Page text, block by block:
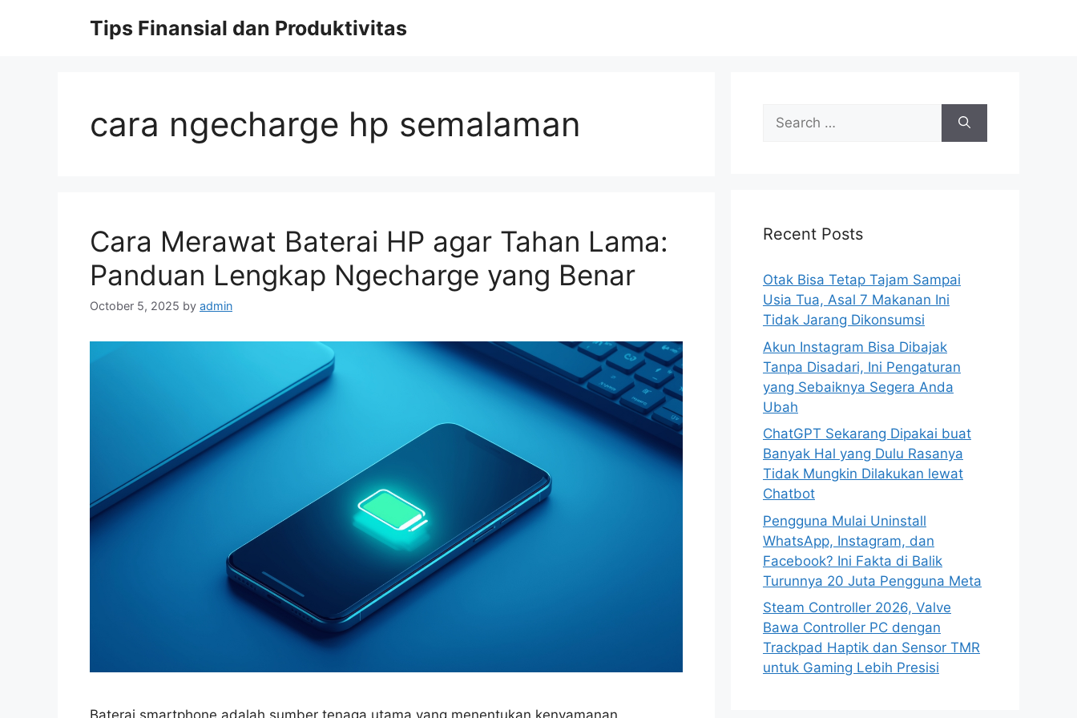
Tips Finansial dan Produktivitas
cara ngecharge hp semalaman
Cara Merawat Baterai HP agar Tahan Lama:
Panduan Lengkap Ngecharge yang Benar
October 5, 2025 by admin
f
r
:
Recent Posts
Otak Bisa Tetap Tajam Sampai
Usia Tua, Asal 7 Makanan Ini
Tidak Jarang Dikonsumsi
Akun Instagram Bisa Dibajak
Tanpa Disadari, Ini Pengaturan
yang Sebaiknya Segera Anda
Ubah
ChatGPT Sekarang Dipakai buat
Banyak Hal yang Dulu Rasanya
Tidak Mungkin Dilakukan lewat
Chatbot
Pengguna Mulai Uninstall
WhatsApp, Instagram, dan
Facebook? Ini Fakta di Balik
Turunnya 20 Juta Pengguna Meta
Steam Controller 2026, Valve
Bawa Controller PC dengan
Trackpad Haptik dan Sensor TMR
untuk Gaming Lebih Presisi